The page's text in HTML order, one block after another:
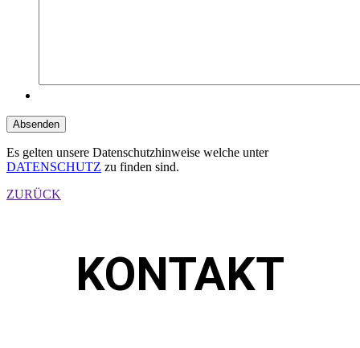
Absenden
Es gelten unsere Datenschutzhinweise welche unter
DATENSCHUTZ zu finden sind.
ZURÜCK
KONTAKT